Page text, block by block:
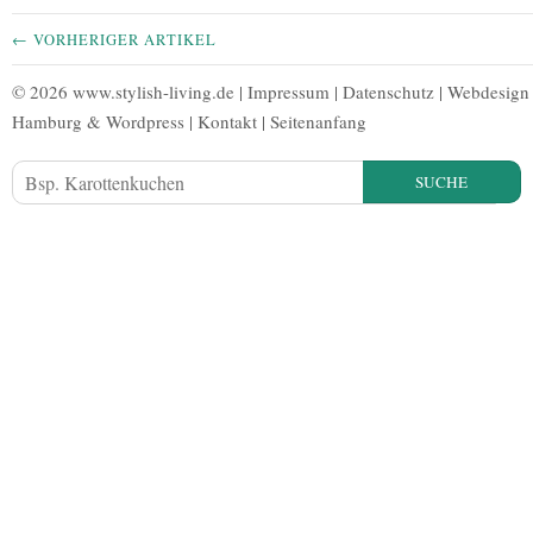
← VORHERIGER ARTIKEL
© 2026 www.stylish-living.de | Impressum | Datenschutz | Webdesign
Hamburg & Wordpress | Kontakt | Seitenanfang
SUCHE